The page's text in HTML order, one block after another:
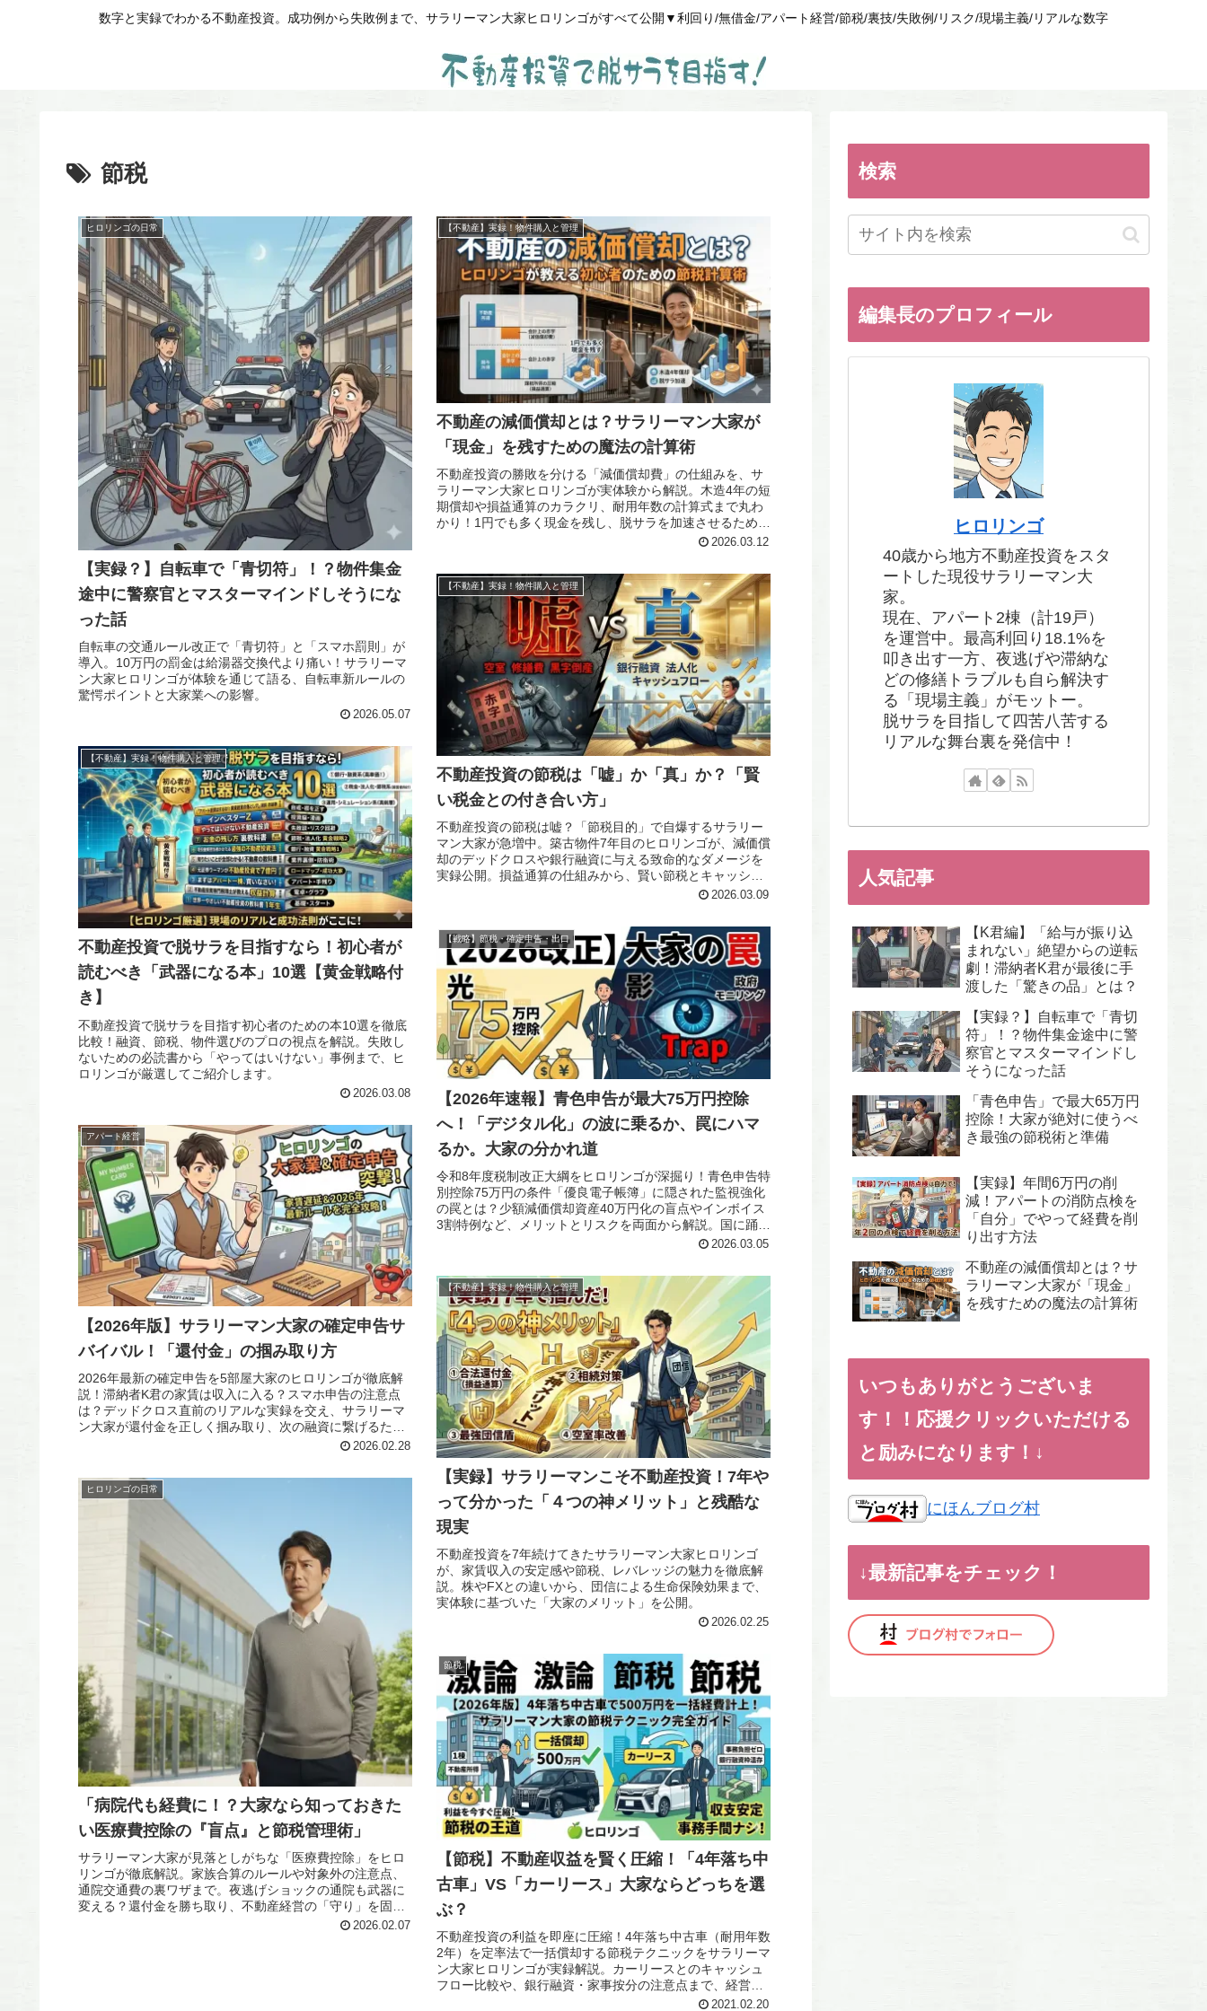
数字と実録でわかる不動産投資。成功例から失敗例まで、サラリーマン大家ヒロリンゴがすべて公開▼利回り/無借金/アパート経営/節税/裏技/失敗例/リスク/現場主義/リアルな数字
節税
ヒロリンゴの日常
【実録？】自転車で「青切符」！？物件集金
途中に警察官とマスターマインドしそうにな
った話
自転車の交通ルール改正で「青切符」と「スマホ罰則」が
導入。10万円の罰金は給湯器交換代より痛い！サラリーマ
ン大家ヒロリンゴが体験を通じて語る、自転車新ルールの
驚愕ポイントと大家業への影響。
2026.05.07
【不動産】実録！物件購入と管理
不動産の減価償却とは？サラリーマン大家が
「現金」を残すための魔法の計算術
不動産投資の勝敗を分ける「減価償却費」の仕組みを、サ
ラリーマン大家ヒロリンゴが実体験から解説。木造4年の短
期償却や損益通算のカラクリ、耐用年数の計算式まで丸わ
かり！1円でも多く現金を残し、脱サラを加速させるための
2026.03.12
【不動産】実録！物件購入と管理
不動産投資の節税は「嘘」か「真」か？「賢
い税金との付き合い方」
不動産投資の節税は嘘？「節税目的」で自爆するサラリー
マン大家が急増中。築古物件7年目のヒロリンゴが、減価償
却のデッドクロスや銀行融資に与える致命的なダメージを
実録公開。損益通算の仕組みから、賢い節税とキャッシュ
2026.03.09
【不動産】実録！物件購入と管理
不動産投資で脱サラを目指すなら！初心者が
読むべき「武器になる本」10選【黄金戦略付
き】
不動産投資で脱サラを目指す初心者のための本10選を徹底
比較！融資、節税、物件選びのプロの視点を解説。失敗し
ないための必読書から「やってはいけない」事例まで、ヒ
ロリンゴが厳選してご紹介します。
2026.03.08
【戦略】節税・確定申告・出口
【2026年速報】青色申告が最大75万円控除
へ！「デジタル化」の波に乗るか、罠にハマ
るか。大家の分かれ道
令和8年度税制改正大綱をヒロリンゴが深掘り！青色申告特
別控除75万円の条件「優良電子帳簿」に隠された監視強化
の罠とは？少額減価償却資産40万円化の盲点やインボイス
3割特例など、メリットとリスクを両面から解説。国に踊ら
2026.03.05
アパート経営
【2026年版】サラリーマン大家の確定申告サ
バイバル！「還付金」の掴み取り方
2026年最新の確定申告を5部屋大家のヒロリンゴが徹底解
説！滞納者K君の家賃は収入に入る？スマホ申告の注意点
は？デッドクロス直前のリアルな実録を交え、サラリーマ
ン大家が還付金を正しく掴み取り、次の融資に繋げるため
2026.02.28
【不動産】実録！物件購入と管理
【実録】サラリーマンこそ不動産投資！7年や
って分かった「４つの神メリット」と残酷な
現実
不動産投資を7年続けてきたサラリーマン大家ヒロリンゴ
が、家賃収入の安定感や節税、レバレッジの魅力を徹底解
説。株やFXとの違いから、団信による生命保険効果まで、
実体験に基づいた「大家のメリット」を公開。
2026.02.25
ヒロリンゴの日常
「病院代も経費に！？大家なら知っておきた
い医療費控除の『盲点』と節税管理術」
サラリーマン大家が見落としがちな「医療費控除」をヒロ
リンゴが徹底解説。家族合算のルールや対象外の注意点、
通院交通費の裏ワザまで。夜逃げショックの通院も武器に
変える？還付金を勝ち取り、不動産経営の「守り」を固め
2026.02.07
節税
【節税】不動産収益を賢く圧縮！「4年落ち中
古車」VS「カーリース」大家ならどっちを選
ぶ？
不動産投資の利益を即座に圧縮！4年落ち中古車（耐用年数
2年）を定率法で一括償却する節税テクニックをサラリーマ
ン大家ヒロリンゴが実録解説。カーリースとのキャッシュ
フロー比較や、銀行融資・家事按分の注意点まで、経営者
2021.02.20
検索
編集長のプロフィール
ヒロリンゴ
40歳から地方不動産投資をスタ
ートした現役サラリーマン大
家。
現在、アパート2棟（計19戸）
を運営中。最高利回り18.1%を
叩き出す一方、夜逃げや滞納な
どの修繕トラブルも自ら解決す
る「現場主義」がモットー。
脱サラを目指して四苦八苦する
リアルな舞台裏を発信中！
人気記事
【K君編】「給与が振り込
まれない」絶望からの逆転
劇！滞納者K君が最後に手
渡した「驚きの品」とは？
【実録？】自転車で「青切
符」！？物件集金途中に警
察官とマスターマインドし
そうになった話
「青色申告」で最大65万円
控除！大家が絶対に使うべ
き最強の節税術と準備
【実録】年間6万円の削
減！アパートの消防点検を
「自分」でやって経費を削
り出す方法
不動産の減価償却とは？サ
ラリーマン大家が「現金」
を残すための魔法の計算術
いつもありがとうございま
す！！応援クリックいただける
と励みになります！↓
にほんブログ村
↓最新記事をチェック！